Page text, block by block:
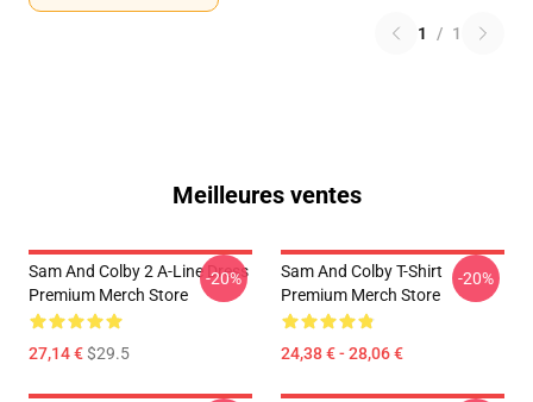
1 / 1
Meilleures ventes
Sam And Colby 2 A-Line Dress
Premium Merch Store
27,14 €$29.5
-20%
Sam And Colby T-Shirt
Premium Merch Store
24,38 € - 28,06 €
-20%